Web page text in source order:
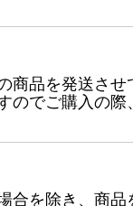
商品を発送させ
のでご購入の際
合を除き、商品